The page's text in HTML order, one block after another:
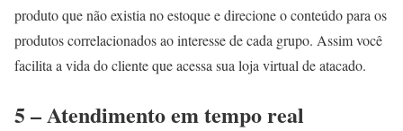
produto que não existia no estoque e direcione o conteúdo para os
produtos correlacionados ao interesse de cada grupo. Assim você
facilita a vida do cliente que acessa sua loja virtual de atacado.
5 – Atendimento em tempo real